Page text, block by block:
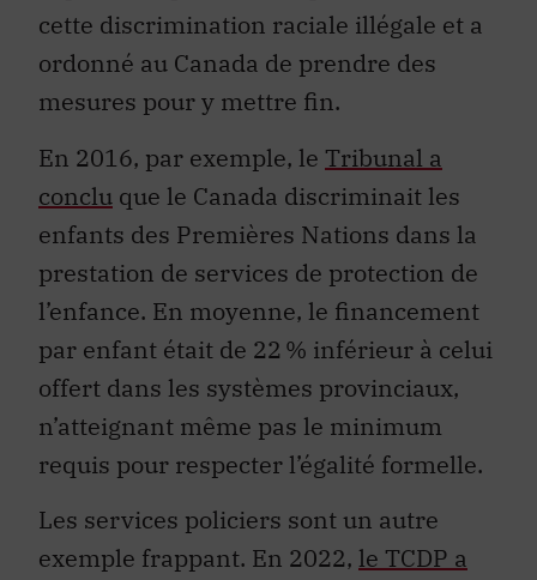
cette discrimination raciale illégale et a
ordonné au Canada de prendre des
mesures pour y mettre fin.
En 2016, par exemple, le Tribunal a
conclu que le Canada discriminait les
enfants des Premières Nations dans la
prestation de services de protection de
l’enfance. En moyenne, le financement
par enfant était de 22 % inférieur à celui
offert dans les systèmes provinciaux,
n’atteignant même pas le minimum
requis pour respecter l’égalité formelle.
Les services policiers sont un autre
exemple frappant. En 2022, le TCDP a